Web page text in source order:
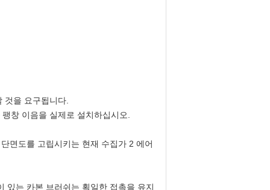
을 요구됩니다.
창 이음을 실제로 설치하십시오.
면도를 고립시키는 현재 수집가 2 에어
있는 카본 브러쉬는 획일한 접촉을 유지